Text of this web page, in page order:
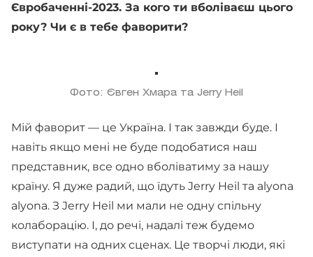
Євробаченні-2023. За кого ти вболіваєш цього
року? Чи є в тебе фаворити?
Фото: Євген Хмара та Jerry Heil
Мій фаворит — це Україна. І так завжди буде. І
навіть якщо мені не буде подобатися наш
представник, все одно вболіватиму за нашу
країну. Я дуже радий, що їдуть Jerry Heil та alyona
alyona. З Jerry Heil ми мали не одну спільну
колаборацію. І, до речі, надалі теж будемо
виступати на одних сценах. Це творчі люди, які